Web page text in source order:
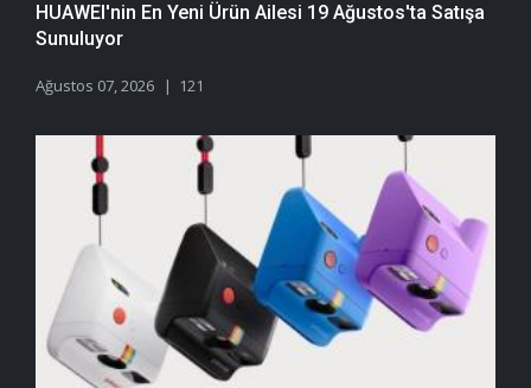
HUAWEI'nin En Yeni Ürün Ailesi 19 Ağustos'ta Satışa
Sunuluyor
Ağustos 07, 2026 121